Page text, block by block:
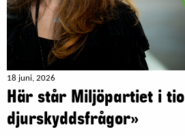
18 juni, 2026
Här står Miljöpartiet i tio
djurskyddsfrågor»